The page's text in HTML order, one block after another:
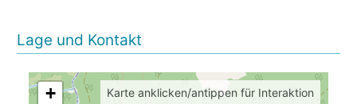
Lage und Kontakt
+
Karte anklicken/antippen für Interaktion